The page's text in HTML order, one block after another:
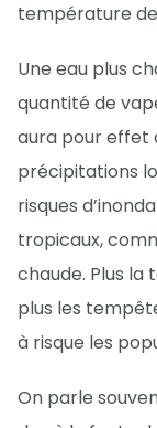
température
Une eau plus
quantité de
aura pour effet
précipitations
risques
tropicaux,
chaude. Plus
plus les
à risque les
On parle